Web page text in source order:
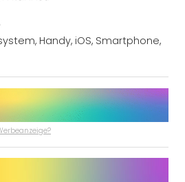
, Handy, iOS, Smartphone,